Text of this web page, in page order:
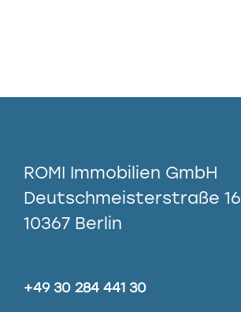
ROMI Immobilien GmbH
Deutschmeisterstraße 16
10367 Berlin
+49 30 284 441 30